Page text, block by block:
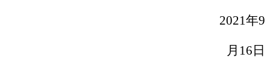
2021年9
月16日